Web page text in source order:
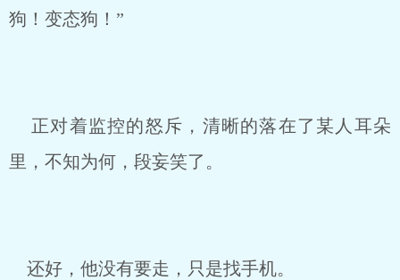
狗！变态狗！”
正对着监控的怒斥，清晰的落在了某人耳朵
里，不知为何，段妄笑了。
还好，他没有要走，只是找手机。